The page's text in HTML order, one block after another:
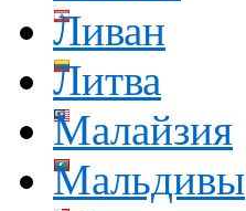
Ливан
Литва
Малайзия
Мальдивы